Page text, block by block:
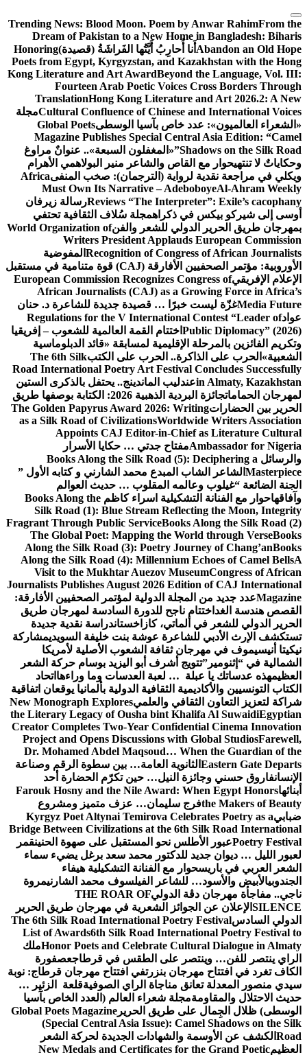
التجاوز
إلى
المحتوى
Trending News: Blood Moon. Poem by Anwar RahimFrom the
Dream of Pakistan to a New Home in Bangladesh: Biharis
Abandon an Old Hope أَنا أُحارِبُ أَيَّتُها الفَراشَةُ (قصيدة)Honoring
Poets from Egypt, Kyrgyzstan, and Kazakhstan with the Hong
Kong Literature and Art AwardBeyond the Language, Vol. III:
Fourteen Arab Poetic Voices Cross Borders Through
TranslationHong Kong Literature and Art 2026.2: A New
Cultural Confluence of Chinese and International Voicesمجلة
«الشعراء العالميون»: عدد خاص بآسيا الوسطىGlobal Poets
Magazine Publishes Special Central Asia Edition: “Camel
Shadows on the Silk Road” «المغفلون السبعة».. عنوانٌ مراوغ
وحكاياتٌ لا تنتهيحوار مع القاص والشاعر منير البولاهمي الأهرام
ويكلي في مراجعة نقدية لرواية (الترجمان): صخب المنفىAfrica
Must Own Its Narrative – AdeboboyeAl-Ahram Weekly
Reviews “The Interpreter”: Exile’s cacophanyرسالة زيرفان
أوسى إلى شيركو بيكس في ذكراهمجلة سُلاف الثقافية تحتفي
بمهرجان طريق الحرير الدولي للشعر والفنWorld Organization of
Writers President Applauds European Commission
Recognition of Congress of African Journalists المفوضية
الأوروبية: مؤتمر الصحفيين الأفارقة (CAJ) قوة متنامية في مستقبل
الإعلام الإفريقيEuropean Commission Recognizes Congress of
African Journalists (CAJ) as a Growing Force in Africa’s
Media Futureغزّة ليست خبرًا … قصيدة جديدة للشاعرة د. حنان
عوادRegulations for the V International Contest “Leader of
Public Diplomacy” (2026) اختتام القمة العالمية للشعوب – إفريقيا
وتكريم الفائزين بالمرحلة الإقليمية لمسابقة «قائد الدبلوماسية
الشعبية» الحرب على الذاكرة.. الحرب على الكتبThe 6th Silk
Road International Poetry Art Festival Concludes Successfully
in Almaty, Kazakhstanعندليب الماندينج.. يحتفل بالذكرى الستين
لمهرجان الحمامات
جائزة البردية الذهبية 2026: الكتابة بوصفها طريق
الحرير بين الحضاراتThe Golden Papyrus Award 2026: Writing
as a Silk Road of CivilizationsWorldwide Writers Association
Appoints CAJ Editor-in-Chief as Literature Cultural
Ambassador for Nigeriaمفتاح جدتي … حكايا الأسرار
والرسائل Books Along the Silk Road (5): Deciphering a
Masterpiece الشاعر الشاب المبدع محمد الشارني و كتابه الأول ”
الجنة الضائعة “غيلوب وعالمه المقلوب … حديث العوالم
وآفاقهاحوار مع الفنانة التشكيلية اسراء كاظم Books Along the
Silk Road (1): Blue Stream Reflecting the Moon, Integrity
Fragrant Through Public ServiceBooks Along the Silk Road (2)
The Global Poet: Mapping the World through VerseBooks
Along the Silk Road (3): Poetry Journey of Chang’anBooks
Along the Silk Road (4): Millennium Echoes of Camel BellsA
Visit to the Mukhtar Auezov MuseumCongress of African
Journalists Publishes August 2026 Edition of CAJ International
Magazineعدد جديد من المجلة الدولية لمؤتمر الصحفيين الأفارقة:
القصص هندسة الغد اختتام ناجح للدورة السادسة لمهرجان طريق
الحرير الدولي للشعر في ألماتي، كازاخستاندراسة نقدية جديدة
تستكشف الإرث الأدبي للشاعرة عوشة بنت خليفة السويديمشاركة
نيكيتا أنيسيموف في مهرجان ثقافة الشعوب الأصلية لأمريكا
الشمالية في “إثنومير”تتويج أشرف أبو اليزيد بوسام حركة الشعر
العظيمهذه عدساتك يا عبلة … لعبة العدسات وما وراءها اتحاد
الكتاب التونسيين والأكاديمية الثقافية الدولية بألمانيا يوقعان اتفاقية
شراكة لتعزيز التعاون الثقافي والعلميNew Monograph Explores
the Literary Legacy of Ousha bint Khalifa Al SuwaidiEgyptian
Creator Completes Two-Year Confidential Cinema Innovation
Project and Opens Discussions with Global StudiosFarewell,
Dr. Mohamed Abdel Maqsoud… When the Guardian of the
Eastern Gate Departs الثانوية العامة… بين سطوة الرقم وصناعة
الإنسانفاروق حسني وجائزة النيل… حين تكرّم الحضارة أحد
أبنائهاFarouk Hosny and the Nile Award: When Egypt Honors
the Makers of Beautyفرج سليمان… عزف متميز ومشروع
ضبابيKyrgyz Poet Altynai Temirova Celebrates Poetry as a
Bridge Between Civilizations at the 6th Silk Road International
Poetry Festivalعبور الأطلس نحو المستقبل على صهوة الحنينقمر
لعبور الليل … ديوان جديد للدكتور محمد سعد برغل يضيء سماء
الشعر العربي في باريسحوار مع الفنانة التشكيلية هيفاء
الجندوبيالأبيض والأسود… للشاعر الفيلسوف محمد الشارنيمروة
ناجي.. مفاجأة مهرجان دڨة الدوليTHE ROAR OF
SILENCE الإعلان عن الجوائز الشعرية في مهرجان طريق الحرير
الدولي السادسThe 6th Silk Road International Poetry Festival
List of Awards6th Silk Road International Poetry Festival to
Honor Poets and Celebrate Cultural Dialogue in Almatyملك
الراي ينتصر للفن… وينتصر على الطقس في قرطاجعصفورة
الكاف تغرد في افتتاح مهرجان بنزرتفي افتتاح مهرجان قرطاج: نوبة
سيدي منصور المعدلة تعانق مناجاة الراي الصوفيةقلعة الزئير …
حديث الاحتلال والمقاومةمجلة شعراء العالم (العدد الخاص بآسيا
الوسطى) ظلال الجِمال على طريق الحرير Global Poets Magazine
(Special Central Asia Issue): Camel Shadows on the Silk
Road الكشف عن الأوسمة والشهادات الجديدة لحركة الشعر
العظيمNew Medals and Certificates for the Grand Poetic